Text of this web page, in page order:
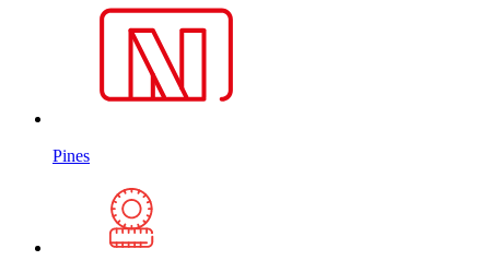
Pines